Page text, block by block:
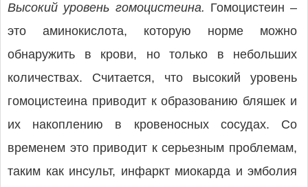
Высокий уровень гомоцистеина. Гомоцистеин –
это аминокислота, которую норме можно
обнаружить в крови, но только в небольших
количествах. Считается, что высокий уровень
гомоцистеина приводит к образованию бляшек и
их накоплению в кровеносных сосудах. Со
временем это приводит к серьезным проблемам,
таким как инсульт, инфаркт миокарда и эмболия